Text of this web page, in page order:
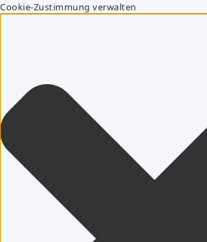
Cookie-Zustimmung verwalten